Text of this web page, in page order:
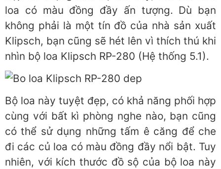
loa có màu đồng đầy ấn tượng. Dù bạn
không phải là một tín đồ của nhà sản xuất
Klipsch, bạn cũng sẽ hét lên vì thích thú khi
nhìn bộ loa Klipsch RP-280 (Hệ thống 5.1).
Bộ loa này tuyệt đẹp, có khả năng phối hợp
cùng với bất kì phòng nghe nào, bạn cũng
có thể sử dụng những tấm ê căng để che
đi các củ loa có màu đồng đầy nổi bật. Tuy
nhiên, với kích thước đồ sộ của bộ loa này